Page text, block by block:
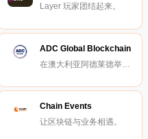
Layer 玩家团结起来。
ADC Global Blockchain
Chain Events
让区块链与业务相遇。